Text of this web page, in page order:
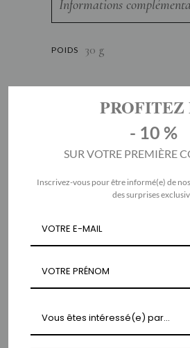
Informations
POIDS 30 g
PROFITEZ
- 10 %
SUR VOTRE PREMIÈRE
Inscrivez-vous pour être informé(e) de
des surprises
Vous êtes intéressé(e) par...